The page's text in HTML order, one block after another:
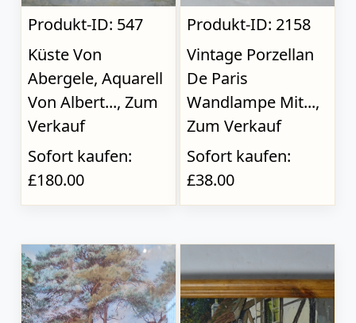
Produkt-ID: 547
Küste Von
Abergele, Aquarell
Von Albert..., Zum
Verkauf
Sofort kaufen:
£180.00
Produkt-ID: 2158
Vintage Porzellan
De Paris
Wandlampe Mit...,
Zum Verkauf
Sofort kaufen:
£38.00